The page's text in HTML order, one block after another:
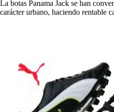
La botas Panama Jack se han
carácter urbano, haciendo rentable